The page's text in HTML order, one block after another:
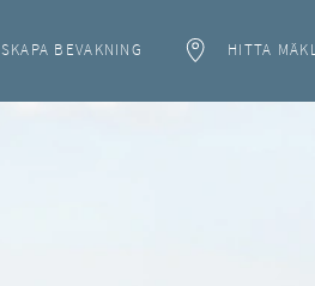
SKAPA BEVAKNING HITTA